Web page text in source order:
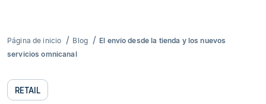
Página de inicio Blog
El envío desde la tienda y los nuevos
servicios omnicanal
RETAIL